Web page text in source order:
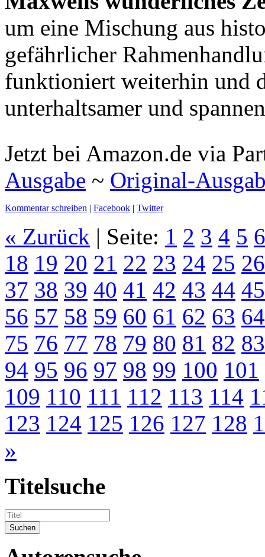
um eine Mischung aus
gefährlicher
funktioniert weiterhin und
unterhaltsamer und
Jetzt bei Amazon.de via
Ausgabe ~ Original-
Kommentar schreiben | Facebook | Twitter
« Zurück | Seite: 1 2 3 4 5 6
18 19 20 21 22 23 24 25 26
37 38 39 40 41 42 43 44 45
56 57 58 59 60 61 62 63 64
75 76 77 78 79 80 81 82 83
94 95 96 97 98 99 100 101
109 110 111 112 113 114
123 124 125 126 127 128
»
Titelsuche